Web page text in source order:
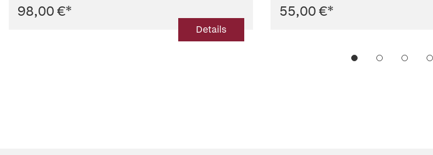
98,00 €*
Details
Andreas S. Ziegler
55,00 €*